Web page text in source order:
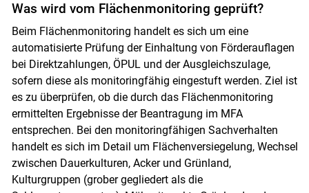
Was wird vom Flächenmonitoring geprüft?
Beim Flächenmonitoring handelt es sich um eine
automatisierte Prüfung der Einhaltung von Förderauflagen
bei Direktzahlungen, ÖPUL und der Ausgleichszulage,
sofern diese als monitoringfähig eingestuft werden. Ziel ist
es zu überprüfen, ob die durch das Flächenmonitoring
ermittelten Ergebnisse der Beantragung im MFA
entsprechen. Bei den monitoringfähigen Sachverhalten
handelt es sich im Detail um Flächenversiegelung, Wechsel
zwischen Dauerkulturen, Acker und Grünland,
Kulturgruppen (grober gegliedert als die